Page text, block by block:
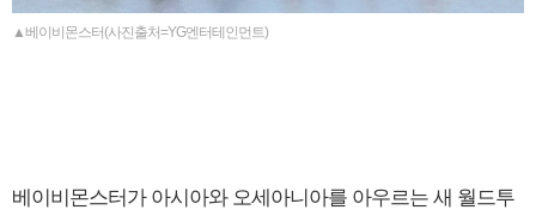
▲베이비몬스터(사진출처=YG엔터테인먼트)
베이비몬스터가 아시아와 오세아니아를 아우르는 새 월드투